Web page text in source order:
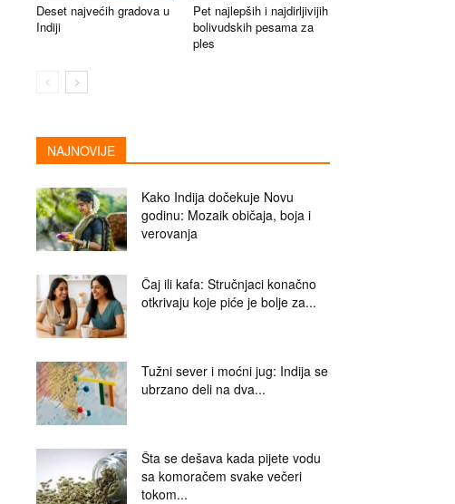
Deset najvećih gradova u
Indiji
Pet najlepših i najdirljivijih
bolivudskih pesama za
ples
NAJNOVIJE
Kako Indija dočekuje Novu
godinu: Mozaik običaja, boja i
verovanja
Čaj ili kafa: Stručnjaci konačno
otkrivaju koje piće je bolje za...
Tužni sever i moćni jug: Indija se
ubrzano deli na dva...
Šta se dešava kada pijete vodu
sa komoračem svake večeri
tokom...